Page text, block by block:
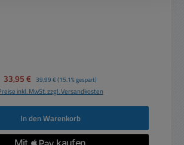
Verkaufspreis:
33,95 € Regulärer Preis:
39,99 € (15.1% gespart)
inkl. MwSt. zzgl. Versandkosten
In den Warenkorb